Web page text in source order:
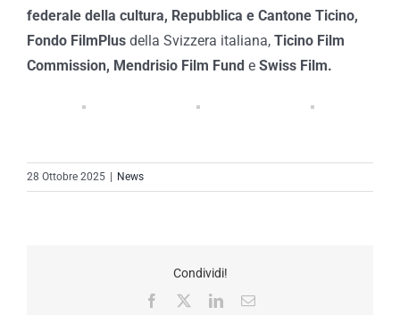
federale della cultura, Repubblica e Cantone Ticino,
Fondo FilmPlus della Svizzera italiana, Ticino Film
Commission, Mendrisio Film Fund e Swiss Film.
28 Ottobre 2025 News
Condividi!
Facebook
LinkedInEmail